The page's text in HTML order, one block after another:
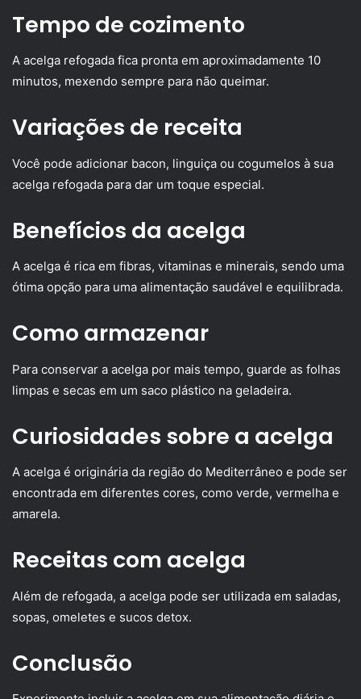
Tempo de cozimento
A acelga refogada fica pronta em aproximadamente 10
minutos, mexendo sempre para não queimar.
Variações de receita
Você pode adicionar bacon, linguiça ou cogumelos à sua
acelga refogada para dar um toque especial.
Benefícios da acelga
A acelga é rica em fibras, vitaminas e minerais, sendo uma
ótima opção para uma alimentação saudável e equilibrada.
Como armazenar
Para conservar a acelga por mais tempo, guarde as folhas
limpas e secas em um saco plástico na geladeira.
Curiosidades sobre a acelga
A acelga é originária da região do Mediterrâneo e pode ser
encontrada em diferentes cores, como verde, vermelha e
amarela.
Receitas com acelga
Além de refogada, a acelga pode ser utilizada em saladas,
sopas, omeletes e sucos detox.
Conclusão